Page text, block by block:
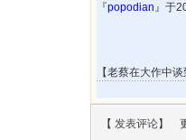
『popodian』于
【老蔡在大作中
【 发表评论】